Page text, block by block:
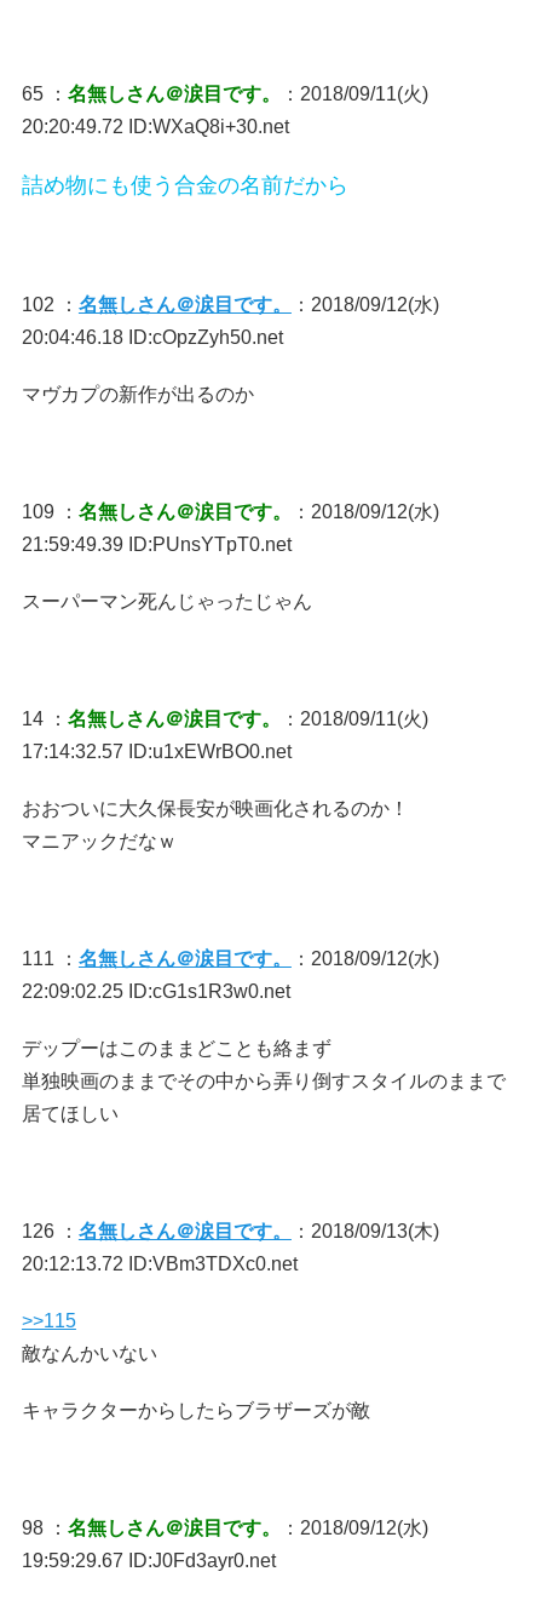
65 ： 名無しさん＠涙目です。
：2018/09/11(火)
20:20:49.72 ID:WXaQ8i+30.net
詰め物にも使う合金の名前だから
102 ： 名無しさん＠涙目です。
：2018/09/12(水)
20:04:46.18 ID:cOpzZyh50.net
マヴカプの新作が出るのか
109 ： 名無しさん＠涙目です。
：2018/09/12(水)
21:59:49.39 ID:PUnsYTpT0.net
スーパーマン死んじゃったじゃん
14 ： 名無しさん＠涙目です。
：2018/09/11(火)
17:14:32.57 ID:u1xEWrBO0.net
おおついに大久保長安が映画化されるのか！
マニアックだなｗ
111 ： 名無しさん＠涙目です。
：2018/09/12(水)
22:09:02.25 ID:cG1s1R3w0.net
デップーはこのままどことも絡まず
単独映画のままでその中から弄り倒すスタイルのままで
居てほしい
126 ： 名無しさん＠涙目です。
：2018/09/13(木)
20:12:13.72 ID:VBm3TDXc0.net
>>115
敵なんかいない
キャラクターからしたらブラザーズが敵
98 ： 名無しさん＠涙目です。
：2018/09/12(水)
19:59:29.67 ID:J0Fd3ayr0.net